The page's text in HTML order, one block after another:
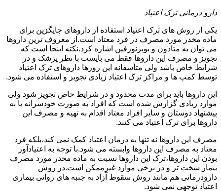
دارو درمانی ترک اعتیاد
یکی از روش های ترک اعتیاد استفاده از داروهای جایگزین برای
ماده مخدر مورد مصرف در فرد معتاد است.از معروف ترین داروها
می توان به متادون و بوپرنورفین اشاره کرد.نکته اینجا است که
تجویز و مصرف این داروها فقط می بایست با نظر پزشک و در
شرایط خاص باشد ولی متأسفانه این روزها داروهای ترک اعتیاد
توسط کمپ ها و مراکز ترک اعتیاد زیادی تجویز و استفاده می شود.
این داروها باید برای مدت محدود و در شرایط خاص تجویز شود ولی
موارد زیادی گزارش شده است که افراد به صورت خودسرانه یا به
پیشنهاد دوستان و سایر افراد معتاد اقدام به تهیه و مصرف این
داروها برای ترک اعتیاد می کنند.
مصرف این داروها نه تنها به درمان اعتیاد کمک نمی کند،بلکه فرد
معتاد به مصرف این داروها وابسته می شود.با توجه به اعتیادآور
بودن این داروها،ترک این داروها نسبت به ماده مخدر مورد مصرف
بیمار سخت تر و در برخی موارد غیرممکن است.در روش
دارودرمانی هم مانند روش سقوط آزاد به جنبه های روانی بیماری
اعتیاد توجهی نمی شود.